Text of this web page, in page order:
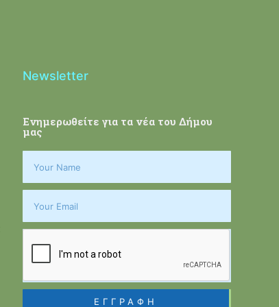
Newsletter
Ενημερωθείτε για τα νέα του Δήμου
μας
ΕΓΓΡΑΦΗ